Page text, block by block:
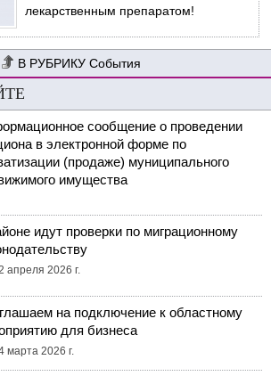
лекарственным препаратом!
События
сообщение о проведении
в электронной форме по
(продаже) муниципального
имущества
идут проверки по миграционному
апреля 2026 г.
на подключение к областному
для бизнеса
марта 2026 г.